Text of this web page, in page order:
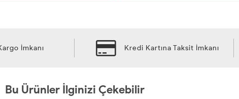
İmkanı Kredi Kartına Taksit İmkanı
Bu Ürünler İlginizi Çekebilir